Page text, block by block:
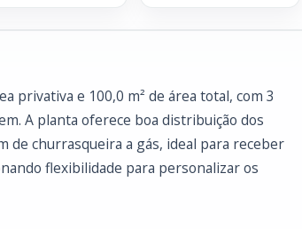
privativa e 100,0 m² de área total, com 3
A planta oferece boa distribuição dos
de churrasqueira a gás, ideal para receber
flexibilidade para personalizar os